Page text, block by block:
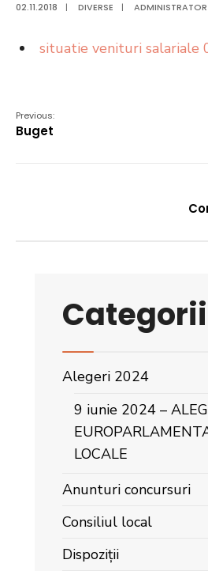
02.11.2018 | DIVERSE | ADMINISTRATOR
situatie venituri salariale
Previous:
Buget
Categorii
Alegeri 2024
9 iunie 2024 –
LOCALE
Anunturi concursuri
Consiliul local
Dispoziții